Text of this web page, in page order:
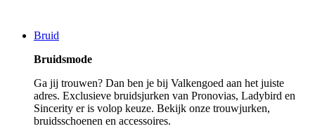
Bruid
Bruidsmode
Ga jij trouwen? Dan ben je bij Valkengoed aan het juiste
adres. Exclusieve bruidsjurken van Pronovias, Ladybird en
Sincerity er is volop keuze. Bekijk onze trouwjurken,
bruidsschoenen en accessoires.